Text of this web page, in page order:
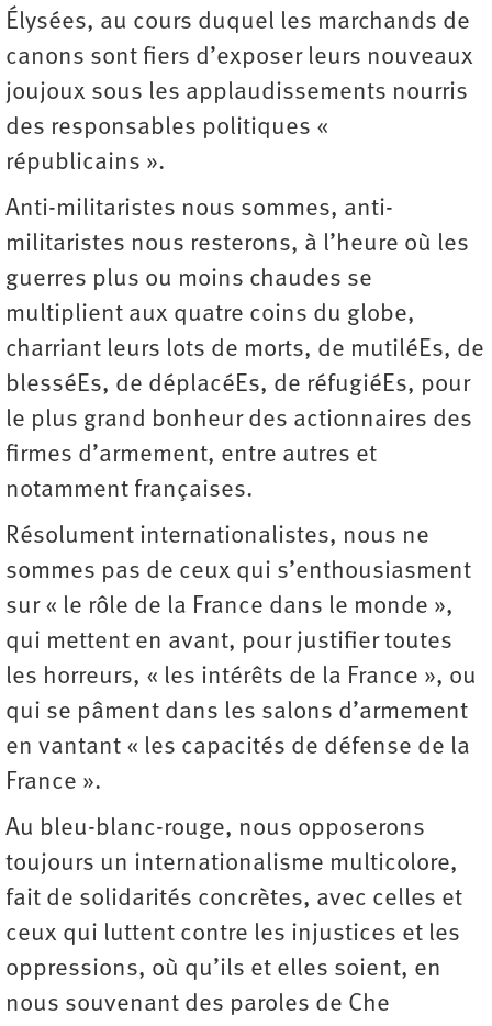
Élysées, au cours duquel les marchands de
canons sont fiers d’exposer leurs nouveaux
joujoux sous les applaudissements nourris
des responsables politiques «
républicains ».
Anti-militaristes nous sommes, anti-
militaristes nous resterons, à l’heure où les
guerres plus ou moins chaudes se
multiplient aux quatre coins du globe,
charriant leurs lots de morts, de mutiléEs, de
blesséEs, de déplacéEs, de réfugiéEs, pour
le plus grand bonheur des actionnaires des
firmes d’armement, entre autres et
notamment françaises.
Résolument internationalistes, nous ne
sommes pas de ceux qui s’enthousiasment
sur « le rôle de la France dans le monde »,
qui mettent en avant, pour justifier toutes
les horreurs, « les intérêts de la France », ou
qui se pâment dans les salons d’armement
en vantant « les capacités de défense de la
France ».
Au bleu-blanc-rouge, nous opposerons
toujours un internationalisme multicolore,
fait de solidarités concrètes, avec celles et
ceux qui luttent contre les injustices et les
oppressions, où qu’ils et elles soient, en
nous souvenant des paroles de Che